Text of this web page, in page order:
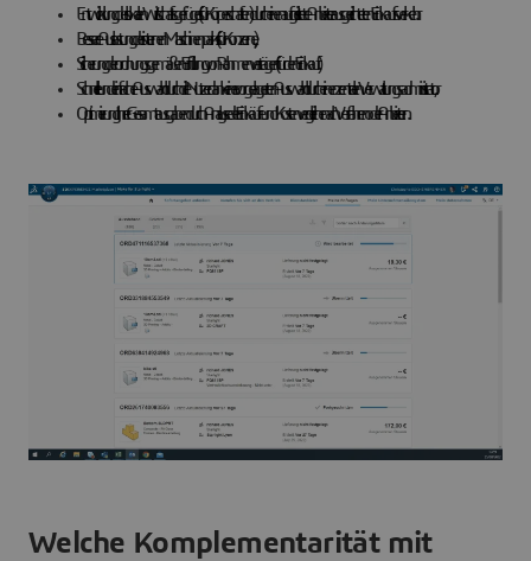
Entwicklung des lokalen Wirtschaftsgefüges (für Körperschaften) durch einen auf gelistete Anbieter ausgerichteten Einkaufsverkehr.
Bessere Auslastung des internen Maschinenparks (für Konzerne),
Sicherung der ordnungsgemäßen Erfüllung von Rahmenverträgen (für den Einkauf).
Schnelle und einfache Auswahl durch die Nutzer dank einer vorgelagerten Auswahl durch einen zentralen Verwaltungsadministrator,
Optimierung Ihrer Gesamtausgaben durch Analyse der Einkäufe und Kostenvergleiche nach Verfahren oder Anbietern.
Welche Komplementarität mit